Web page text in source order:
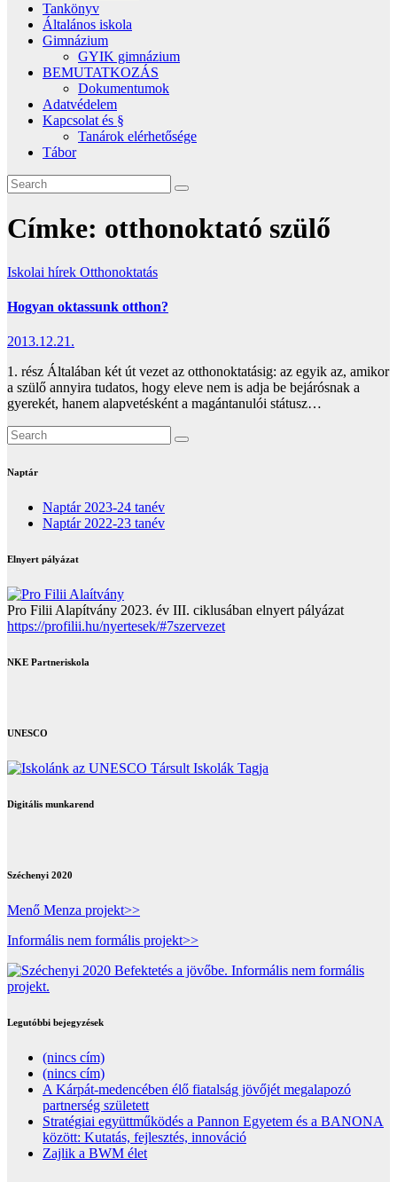
Tankönyv
Általános iskola
Gimnázium
GYIK gimnázium
BEMUTATKOZÁS
Dokumentumok
Adatvédelem
Kapcsolat és §
Tanárok elérhetősége
Tábor
Címke: otthonoktató szülő
Iskolai hírek Otthonoktatás
Hogyan oktassunk otthon?
2013.12.21.
1. rész Általában két út vezet az otthonoktatásig: az egyik az, amikor
a szülő annyira tudatos, hogy eleve nem is adja be bejárósnak a
gyerekét, hanem alapvetésként a magántanulói státusz…
Naptár
Naptár 2023-24 tanév
Naptár 2022-23 tanév
Elnyert pályázat
Pro Filii Alapítvány 2023. év III. ciklusában elnyert pályázat
https://profilii.hu/nyertesek/#7szervezet
NKE Partneriskola
UNESCO
Digitális munkarend
Széchenyi 2020
Menő Menza projekt>>
Informális nem formális projekt>>
Legutóbbi bejegyzések
(nincs cím)
(nincs cím)
A Kárpát-medencében élő fiatalság jövőjét megalapozó
partnerség született
Stratégiai együttműködés a Pannon Egyetem és a BANONA
között: Kutatás, fejlesztés, innováció
Zajlik a BWM élet